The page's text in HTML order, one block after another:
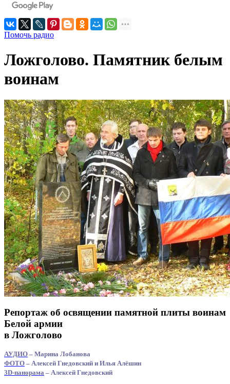
Помочь радио
Ложголово. Памятник белым
воинам
Репортаж об освящении памятной плиты воинам
Белой армии
в Ложголово
АУДИО – Марина Лобанова
ФОТО – Алексей Гнедовский и Илья Алёшин
3D-панорама – Алексей Гнедовский